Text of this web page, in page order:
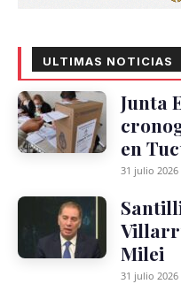
ULTIMAS NOTICIAS
Junta
en
31 julio 2026
Milei
31 julio 2026